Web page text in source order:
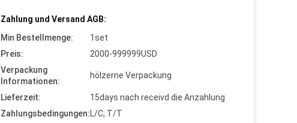
Zahlung und Versand AGB:
Min Bestellmenge:
1set
Preis:
2000-999999USD
Verpackung
Informationen:
hölzerne Verpackung
Lieferzeit:
15days nach receivd die Anzahlung
Zahlungsbedingungen:L/C, T/T